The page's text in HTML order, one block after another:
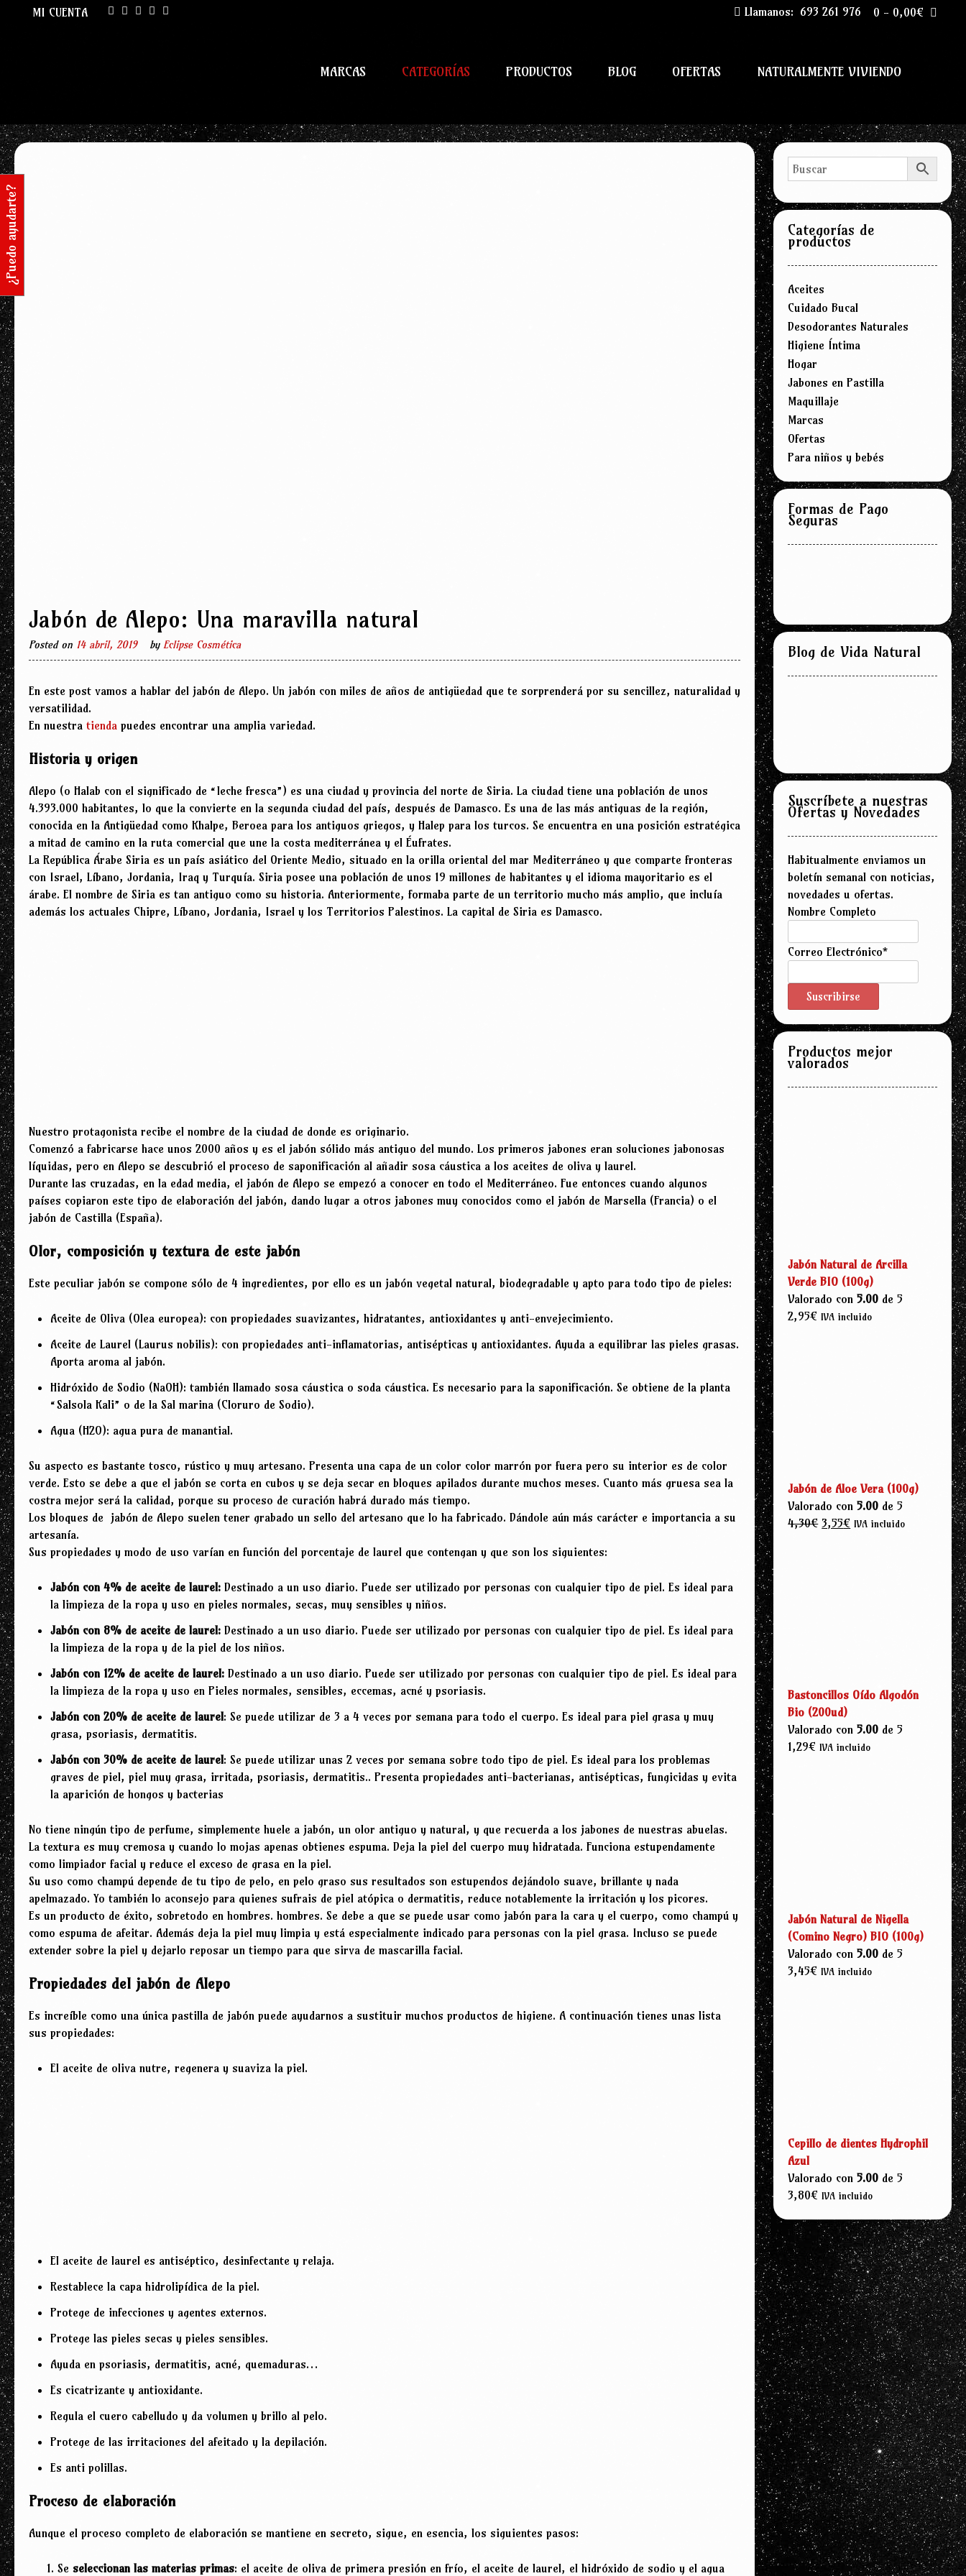
MI CUENTA Llamanos: 693 261 976 0 - 0,00€
MARCAS CATEGORÍAS PRODUCTOS BLOG OFERTAS NATURALMENTE VIVIENDO
Jabón de Alepo: Una maravilla natural
Posted on 14 abril, 2019 by Eclipse Cosmética
En este post vamos a hablar del jabón de Alepo. Un jabón con miles de años de antigüedad que te sorprenderá por su sencillez, naturalidad y
versatilidad.
En nuestra tienda puedes encontrar una amplia variedad.
Historia y origen
Alepo (o Halab con el significado de “leche fresca”) es una ciudad y provincia del norte de Siria. La ciudad tiene una población de unos
4.393.000 habitantes, lo que la convierte en la segunda ciudad del país, después de Damasco. Es una de las más antiguas de la región,
conocida en la Antigüedad como Khalpe, Beroea para los antiguos griegos, y Halep para los turcos. Se encuentra en una posición estratégica
a mitad de camino en la ruta comercial que une la costa mediterránea y el Éufrates.
La República Árabe Siria es un país asiático del Oriente Medio, situado en la orilla oriental del mar Mediterráneo y que comparte fronteras
con Israel, Líbano, Jordania, Iraq y Turquía. Siria posee una población de unos 19 millones de habitantes y el idioma mayoritario es el
árabe. El nombre de Siria es tan antiguo como su historia. Anteriormente, formaba parte de un territorio mucho más amplio, que incluía
además los actuales Chipre, Líbano, Jordania, Israel y los Territorios Palestinos. La capital de Siria es Damasco.
Nuestro protagonista recibe el nombre de la ciudad de donde es originario.
Comenzó a fabricarse hace unos 2000 años y es el jabón sólido más antiguo del mundo. Los primeros jabones eran soluciones jabonosas
líquidas, pero en Alepo se descubrió el proceso de saponificación al añadir sosa cáustica a los aceites de oliva y laurel.
Durante las cruzadas, en la edad media, el jabón de Alepo se empezó a conocer en todo el Mediterráneo. Fue entonces cuando algunos
países copiaron este tipo de elaboración del jabón, dando lugar a otros jabones muy conocidos como el jabón de Marsella (Francia) o el
jabón de Castilla (España).
Olor, composición y textura de este jabón
Este peculiar jabón se compone sólo de 4 ingredientes, por ello es un jabón vegetal natural, biodegradable y apto para todo tipo de pieles:
Aceite de Oliva (Olea europea): con propiedades suavizantes, hidratantes, antioxidantes y anti-envejecimiento.
Aceite de Laurel (Laurus nobilis): con propiedades anti-inflamatorias, antisépticas y antioxidantes. Ayuda a equilibrar las pieles grasas.
Aporta aroma al jabón.
Hidróxido de Sodio (NaOH): también llamado sosa cáustica o soda cáustica. Es necesario para la saponificación. Se obtiene de la planta
“Salsola Kali” o de la Sal marina (Cloruro de Sodio).
Agua (H2O): agua pura de manantial.
Su aspecto es bastante tosco, rústico y muy artesano. Presenta una capa de un color color marrón por fuera pero su interior es de color
verde. Esto se debe a que el jabón se corta en cubos y se deja secar en bloques apilados durante muchos meses. Cuanto más gruesa sea la
costra mejor será la calidad, porque su proceso de curación habrá durado más tiempo.
Los bloques de jabón de Alepo suelen tener grabado un sello del artesano que lo ha fabricado. Dándole aún más carácter e importancia a su
artesanía.
Sus propiedades y modo de uso varían en función del porcentaje de laurel que contengan y que son los siguientes:
Jabón con 4% de aceite de laurel: Destinado a un uso diario. Puede ser utilizado por personas con cualquier tipo de piel. Es ideal para
la limpieza de la ropa y uso en pieles normales, secas, muy sensibles y niños.
Jabón con 8% de aceite de laurel: Destinado a un uso diario. Puede ser utilizado por personas con cualquier tipo de piel. Es ideal para
la limpieza de la ropa y de la piel de los niños.
Jabón con 12% de aceite de laurel: Destinado a un uso diario. Puede ser utilizado por personas con cualquier tipo de piel. Es ideal para
la limpieza de la ropa y uso en Pieles normales, sensibles, eccemas, acné y psoriasis.
Jabón con 20% de aceite de laurel: Se puede utilizar de 3 a 4 veces por semana para todo el cuerpo. Es ideal para piel grasa y muy
grasa, psoriasis, dermatitis.
Jabón con 30% de aceite de laurel: Se puede utilizar unas 2 veces por semana sobre todo tipo de piel. Es ideal para los problemas
graves de piel, piel muy grasa, irritada, psoriasis, dermatitis.. Presenta propiedades anti-bacterianas, antisépticas, fungicidas y evita
la aparición de hongos y bacterias
No tiene ningún tipo de perfume, simplemente huele a jabón, un olor antiguo y natural, y que recuerda a los jabones de nuestras abuelas.
La textura es muy cremosa y cuando lo mojas apenas obtienes espuma. Deja la piel del cuerpo muy hidratada. Funciona estupendamente
como limpiador facial y reduce el exceso de grasa en la piel.
Su uso como champú depende de tu tipo de pelo, en pelo graso sus resultados son estupendos dejándolo suave, brillante y nada
apelmazado. Yo también lo aconsejo para quienes sufrais de piel atópica o dermatitis, reduce notablemente la irritación y los picores.
Es un producto de éxito, sobretodo en hombres. hombres. Se debe a que se puede usar como jabón para la cara y el cuerpo, como champú y
como espuma de afeitar. Además deja la piel muy limpia y está especialmente indicado para personas con la piel grasa. Incluso se puede
extender sobre la piel y dejarlo reposar un tiempo para que sirva de mascarilla facial.
Propiedades del jabón de Alepo
Es increíble como una única pastilla de jabón puede ayudarnos a sustituir muchos productos de higiene. A continuación tienes unas lista
sus propiedades:
El aceite de oliva nutre, regenera y suaviza la piel.
El aceite de laurel es antiséptico, desinfectante y relaja.
Restablece la capa hidrolipídica de la piel.
Protege de infecciones y agentes externos.
Protege las pieles secas y pieles sensibles.
Ayuda en psoriasis, dermatitis, acné, quemaduras…
Es cicatrizante y antioxidante.
Regula el cuero cabelludo y da volumen y brillo al pelo.
Protege de las irritaciones del afeitado y la depilación.
Es anti polillas.
Proceso de elaboración
Aunque el proceso completo de elaboración se mantiene en secreto, sigue, en esencia, los siguientes pasos:
Se seleccionan las materias primas: el aceite de oliva de primera presión en frío, el aceite de laurel, el hidróxido de sodio y el agua
Categorías de
productos
Aceites
Cuidado Bucal
Desodorantes Naturales
Higiene Íntima
Hogar
Jabones en Pastilla
Maquillaje
Marcas
Ofertas
Para niños y bebés
Formas de Pago
Seguras
Blog de Vida Natural
Suscríbete a nuestras
Ofertas y Novedades
Habitualmente enviamos un
boletín semanal con noticias,
novedades u ofertas.
Nombre Completo
Correo Electrónico*
Productos mejor
valorados
Jabón Natural de Arcilla
Verde BIO (100g)
Valorado con5.00 de 5
2,95€ IVA incluido
Jabón de Aloe Vera (100g)
Valorado con5.00 de 5
4,30€ 3,55€ IVA incluido
Bastoncillos Oído Algodón
Bio (200ud)
Valorado con5.00 de 5
1,29€ IVA incluido
Jabón Natural de Nigella
(Comino Negro) BIO (100g)
Valorado con5.00 de 5
3,45€ IVA incluido
Cepillo de dientes Hydrophil
Azul
Valorado con5.00 de 5
3,80€ IVA incluido
¿Puedo ayudarte?